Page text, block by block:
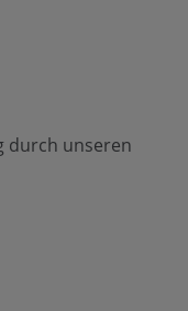
durch unseren